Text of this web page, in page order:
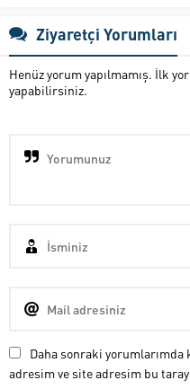
Ziyaretçi Yorumları
Henüz yorum yapılmamış. İlk
yapabilirsiniz.
Daha sonraki yorumlarımda
adresim ve site adresim bu